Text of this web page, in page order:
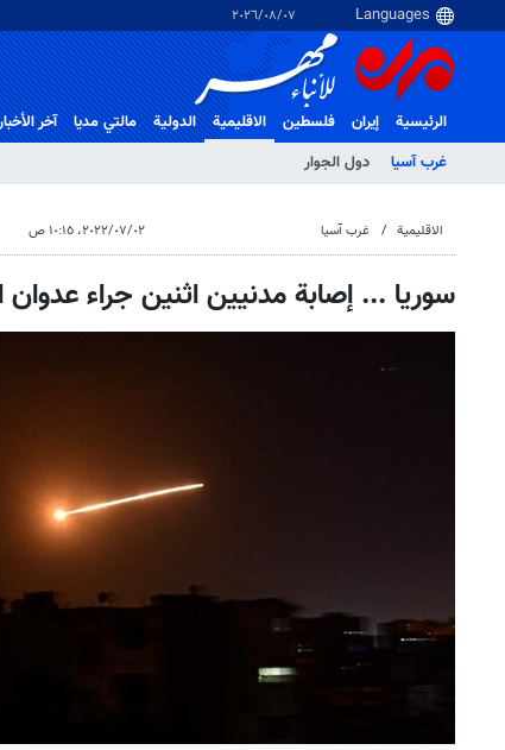
٠٧‏/٠٨‏/٢٠٢٦
الرئيسية إيران فلسطین
الاقلیمیة
غرب آسیا
دول الجوار
الدولية مالتي مدیا آخر
الاقلیمیة غرب آسیا ٠٢‏/٠٧‏/٢٠٢٢، ١٠:١٥ ص
سوریا ... إصابة مدنيين اثنين جراء